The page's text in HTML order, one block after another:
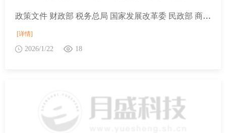
政策文件 财政部 税务总局 国家发展改革委 民政部 商务部 国家卫生健康委关于延续实施养老、托育、家政等社区家庭服务业税费优惠政策的公告
[详情]
2026/1/22 18